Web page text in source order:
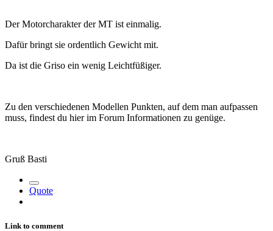
Der Motorcharakter der MT ist einmalig.
Dafür bringt sie ordentlich Gewicht mit.
Da ist die Griso ein wenig Leichtfüßiger.
Zu den verschiedenen Modellen Punkten, auf dem man aufpassen
muss, findest du hier im Forum Informationen zu genüge.
Gruß Basti
Quote
Link to comment